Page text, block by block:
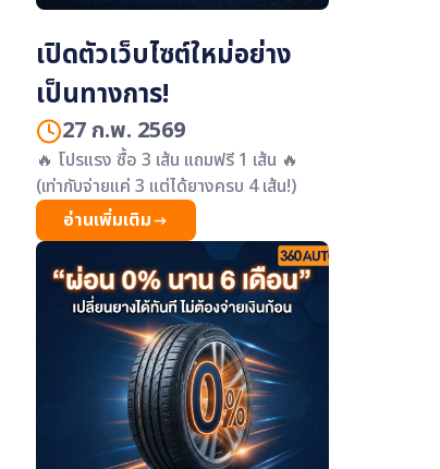
เปิดตัวเว็บไซต์ใหม่อย่าง
เป็นทางการ!
27 ก.พ. 2569
🔥 โปรแรง ซื้อ 3 เส้น แถมฟรี 1 เส้น 🔥
(เท่ากับจ่ายแค่ 3 แต่ได้ยางครบ 4 เส้น!)
อ่านเพิ่มเติม